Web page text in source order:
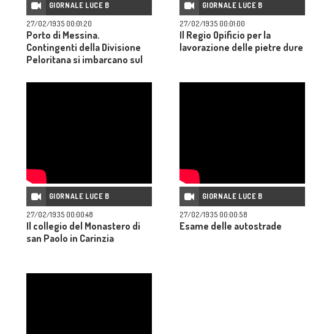
GIORNALE LUCE B
27/02/1935 00:01:20
Porto di Messina.
Contingenti della Divisione
Peloritana si imbarcano sul
partenza per la Somalia
GIORNALE LUCE B
27/02/1935 00:01:00
Il Regio Opificio per la
lavorazione delle pietre dure
GIORNALE LUCE B
27/02/1935 00:00:48
Il collegio del Monastero di
san Paolo in Carinzia
GIORNALE LUCE B
27/02/1935 00:00:58
Esame delle autostrade